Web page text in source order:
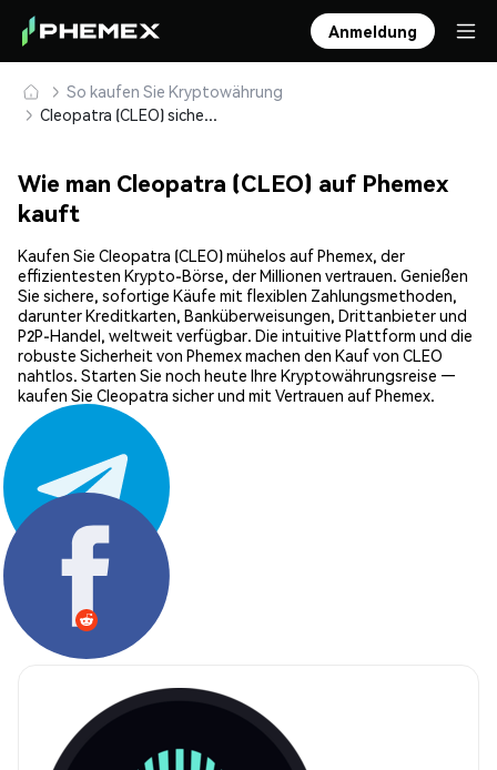
Anmeldung
So kaufen Sie Kryptowährung
Cleopatra (CLEO) sicher kaufen und speichern
Wie man Cleopatra (CLEO) auf Phemex
kauft
Kaufen Sie Cleopatra (CLEO) mühelos auf Phemex, der
effizientesten Krypto-Börse, der Millionen vertrauen. Genießen
Sie sichere, sofortige Käufe mit flexiblen Zahlungsmethoden,
darunter Kreditkarten, Banküberweisungen, Drittanbieter und
P2P-Handel, weltweit verfügbar. Die intuitive Plattform und die
robuste Sicherheit von Phemex machen den Kauf von CLEO
nahtlos. Starten Sie noch heute Ihre Kryptowährungsreise —
kaufen Sie Cleopatra sicher und mit Vertrauen auf Phemex.
Teilen: